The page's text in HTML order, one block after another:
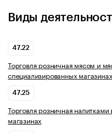
Виды
47.22
Торговля розничная мясом и
специализированных магазинах
47.25
Торговля розничная
магазинах